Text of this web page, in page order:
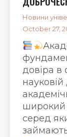
Новини
October 27,
довіра в
науковій
широкий
серед
займають